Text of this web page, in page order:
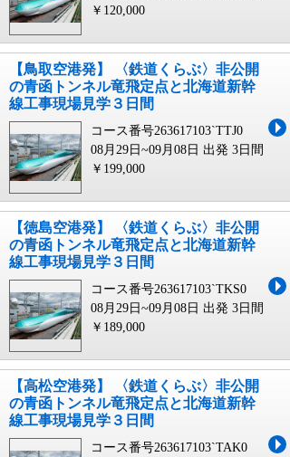
￥120,000
【鳥取空港発】 〈鉄道くらぶ〉非公開
の青函トンネル竜飛定点と北海道新幹
線工事現場見学３日間
コース番号263617103`TTJ0
08月29日~09月08日 出発 3日間
￥199,000
【徳島空港発】 〈鉄道くらぶ〉非公開
の青函トンネル竜飛定点と北海道新幹
線工事現場見学３日間
コース番号263617103`TKS0
08月29日~09月08日 出発 3日間
￥189,000
【高松空港発】 〈鉄道くらぶ〉非公開
の青函トンネル竜飛定点と北海道新幹
線工事現場見学３日間
コース番号263617103`TAK0